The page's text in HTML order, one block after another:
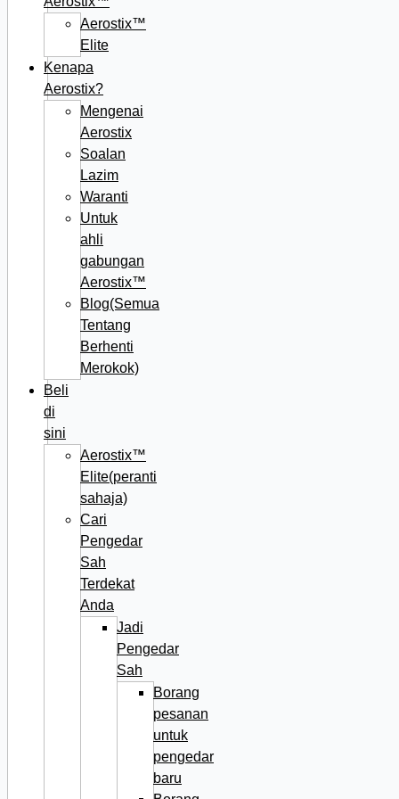
Aerostix™
Elite
Kenapa
Aerostix?
Mengenai
Aerostix
Soalan
Lazim
Waranti
Untuk
ahli
gabungan
Aerostix™
Blog(Semua
Tentang
Berhenti
Merokok)
Beli
di
sini
Aerostix™
Elite(peranti
sahaja)
Cari
Pengedar
Sah
Terdekat
Anda
Jadi
Pengedar
Sah
Borang
pesanan
untuk
pengedar
baru